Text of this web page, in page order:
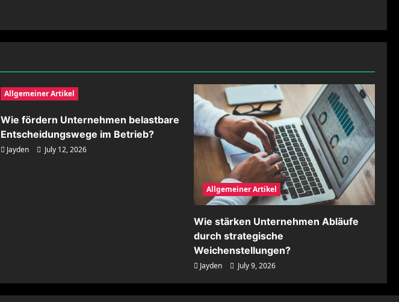
Allgemeiner Artikel
Wie fördern Unternehmen belastbare
Entscheidungswege im Betrieb?
Jayden July 12, 2026
Allgemeiner Artikel
Wie stärken Unternehmen Abläufe
durch strategische
Weichenstellungen?
Jayden July 9, 2026